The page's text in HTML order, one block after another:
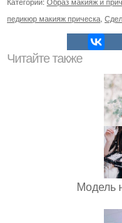
педикюр макияж прическа
Читайте также
Модель